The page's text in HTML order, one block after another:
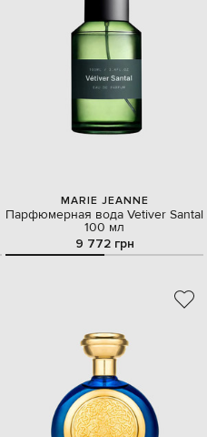
MARIE JEANNE
Парфюмерная вода Vetiver Santal
100 мл
9 772 грн